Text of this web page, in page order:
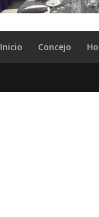
Inicio Concejo